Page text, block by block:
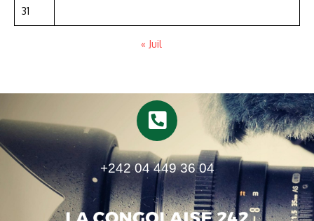
31
« Juil
+242 04 449 36 04